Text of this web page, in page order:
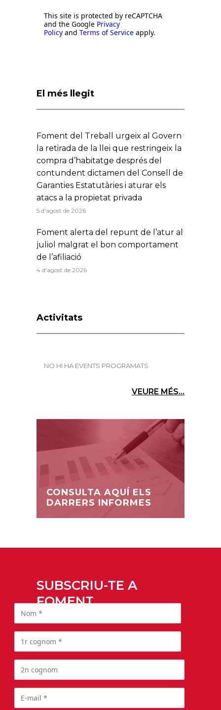
This site is protected by reCAPTCHA
and the Google Privacy
Policy and Terms of Service apply.
El més llegit
Foment del Treball urgeix al Govern
la retirada de la llei que restringeix la
compra d’habitatge després del
contundent dictamen del Consell de
Garanties Estatutàries i aturar els
atacs a la propietat privada
5 d'agost de 2026
Foment alerta del repunt de l’atur al
juliol malgrat el bon comportament
de l’afiliació
4 d'agost de 2026
Activitats
NO HI HA EVENTS PROGRAMATS
VEURE MÉS...
CONSULTA AQUÍ ELS
DARRERS INFORMES
SUBSCRIU-TE A
FOMENT